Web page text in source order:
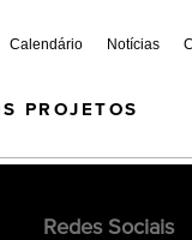
Calendário Notícias
PROJETOS
Redes Sociais